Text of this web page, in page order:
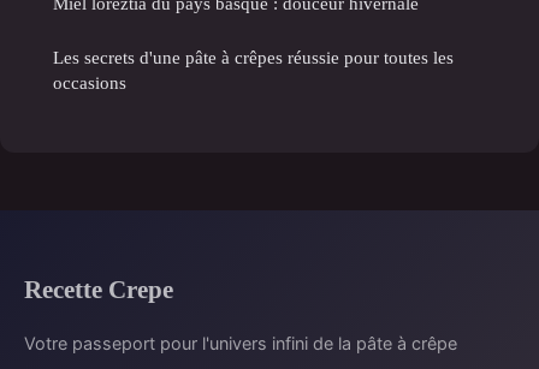
Les secrets d'une pâte à crêpes réussie pour toutes les
occasions
Recette Crepe
Votre passeport pour l'univers infini de la pâte à crêpe